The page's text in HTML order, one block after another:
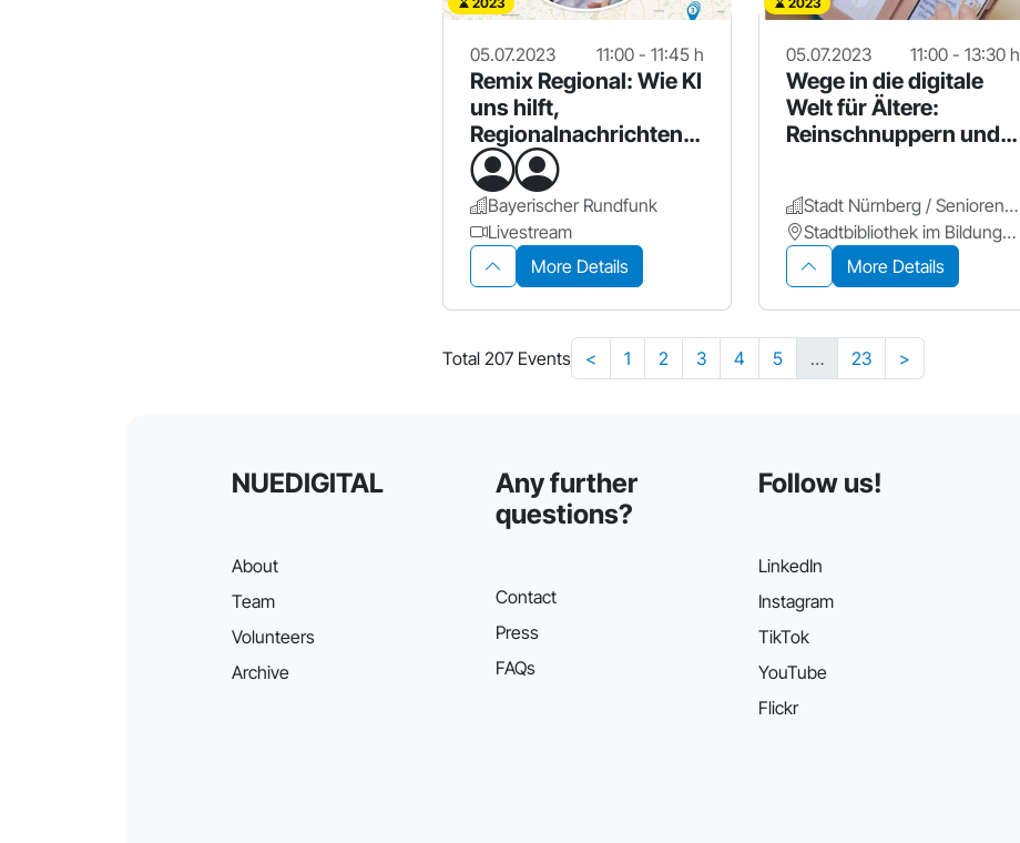
05.07.2023 11:00 - 11:45 h
Remix Regional: Wie KI
uns hilft,
Regionalnachrichten
neu zu denken
Bayerischer Rundfunk
Livestream
More Details
05.07.2023 11:00 - 13:30 h
Wege in die digitale
Welt für Ältere:
Reinschnuppern und
Stadt Nürnberg / Seniorenamt
Stadtbibliothek im Bildungscampus Nürnberg
More Details
Total 207 Events < 1 2 3 4 5 … 23 >
NUEDIGITAL
About
Team
Volunteers
Archive
Any further
questions?
Contact
Press
FAQs
Follow us!
LinkedIn
Instagram
TikTok
YouTube
Flickr